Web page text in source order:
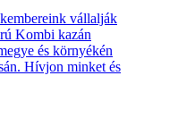
vállalják
Kombi kazán
és környékén
Hívjon minket és